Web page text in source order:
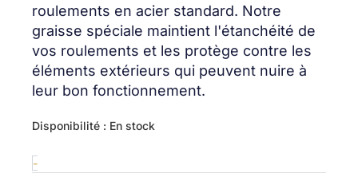
roulements en acier standard. Notre
graisse spéciale maintient l'étanchéité de
vos roulements et les protège contre les
éléments extérieurs qui peuvent nuire à
leur bon fonctionnement.
Disponibilité : En stock
-
quantité
Wheel
bearing